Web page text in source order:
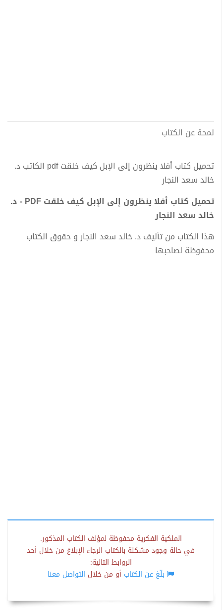
لمحة عن الكتاب
تحميل كتاب أفلا ينظرون إلى الإبل كيف خلقت pdf الكاتب د.
خالد سعد النجار
تحميل كتاب أفلا ينظرون إلى الإبل كيف خلقت PDF - د.
خالد سعد النجار
هذا الكتاب من تأليف د. خالد سعد النجار و حقوق الكتاب
محفوظة لصاحبها
الملكية الفكرية محفوظة لمؤلف الكتاب المذكور.
في حالة وجود مشكلة بالكتاب الرجاء الإبلاغ من خلال أحد
الروابط التالية:
بلّغ عن الكتاب أو من خلال التواصل معنا